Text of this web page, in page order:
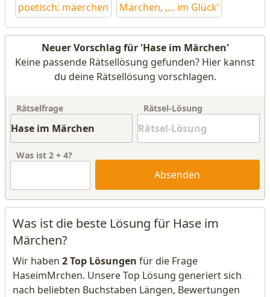
poetisch: maerchen
Märchen, ‚... im Glück‘
Neuer Vorschlag für 'Hase im Märchen'
Keine passende Rätsellösung gefunden? Hier kannst
du deine Rätsellösung vorschlagen.
Rätselfrage Rätsel-Lösung
Was ist 2 + 4?
Absenden
Was ist die beste Lösung für Hase im
Märchen?
Wir haben 2 Top Lösungen für die Frage
HaseimMrchen. Unsere Top Lösung generiert sich
nach beliebten Buchstaben Längen, Bewertungen